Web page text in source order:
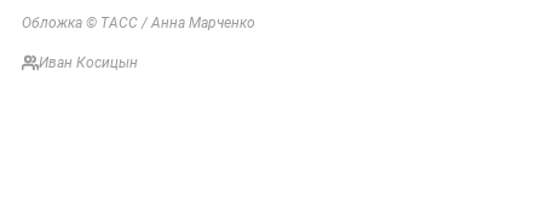
Обложка © ТАСС / Анна Марченко
Иван Косицын